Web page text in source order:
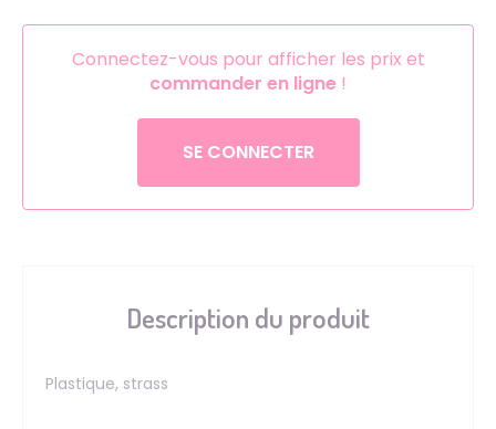
Connectez-vous pour afficher les prix et
commander en ligne !
SE CONNECTER
Description du produit
Plastique, strass